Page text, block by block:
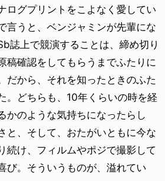
ログプリントをこよなく愛してい
言うと、ベンジャミンが先輩にな
誌上で競演することは、締め切り
稿確認をしてもらうまでふたりに
だから、それを知ったときのふた
。どちらも、10年くらいの時を経
かのような気持ちになったらし
と、そして、おたがいともに今な
続け、フィルムやポジで撮影して
び。そういうものが、溢れてい